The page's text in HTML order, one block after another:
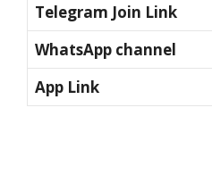
Telegram Join Link
WhatsApp channel
App Link